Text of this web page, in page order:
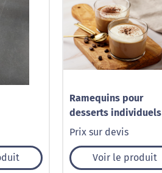
Ramequins pour
desserts individuels
Prix sur devis
Voir le produit